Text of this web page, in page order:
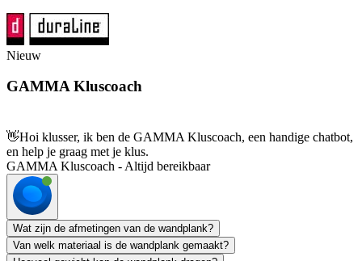
Nieuw
GAMMA Kluscoach
👋Hoi klusser, ik ben de GAMMA Kluscoach, een handige chatbot,
en help je graag met je klus.
GAMMA Kluscoach - Altijd bereikbaar
Wat zijn de afmetingen van de wandplank?
Van welk materiaal is de wandplank gemaakt?